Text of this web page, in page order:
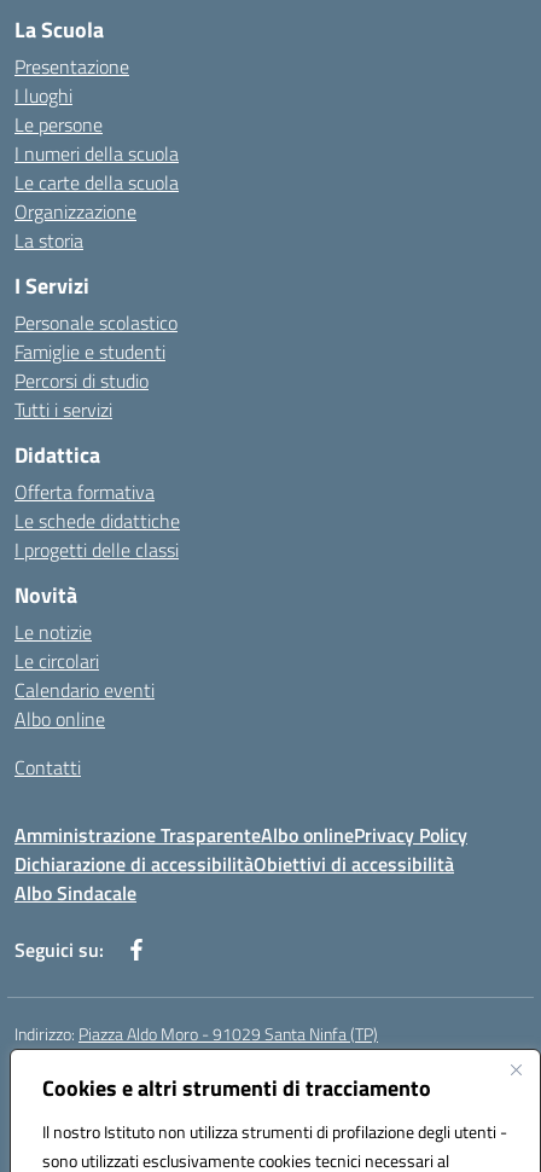
Cookies e altri strumenti di tracciamento
Il nostro Istituto non utilizza strumenti di profilazione degli utenti -
sono utilizzati esclusivamente cookies tecnici necessari al
La Scuola
Presentazione
I luoghi
Le persone
I numeri della scuola
Le carte della scuola
Organizzazione
La storia
I Servizi
Personale scolastico
Famiglie e studenti
Percorsi di studio
Tutti i servizi
Didattica
Offerta formativa
Le schede didattiche
I progetti delle classi
Novità
Le notizie
Le circolari
Calendario eventi
Albo online
Contatti
Amministrazione TrasparenteAlbo onlinePrivacy Policy
Dichiarazione di accessibilitàObiettivi di accessibilità
Albo Sindacale
Seguici su:
Indirizzo: Piazza Aldo Moro - 91029 Santa Ninfa (TP)
Centralino:
Posta elettronica certificata (PEC):tpic807004@pec.istruzione.it
Codice fiscale: 81002070811
Codice meccanografico:TPIC807004